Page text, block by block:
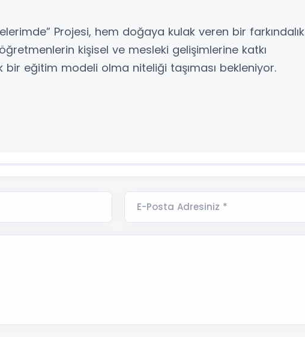
Projesi, hem doğaya kulak veren bir farkındalık
kişisel ve mesleki gelişimlerine katkı
eğitim modeli olma niteliği taşıması bekleniyor.
E-Posta Adresiniz *